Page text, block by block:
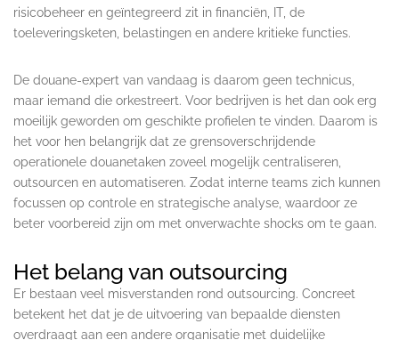
risicobeheer en geïntegreerd zit in financiën, IT, de
toeleveringsketen, belastingen en andere kritieke functies.
De douane-expert van vandaag is daarom geen technicus,
maar iemand die orkestreert. Voor bedrijven is het dan ook erg
moeilijk geworden om geschikte profielen te vinden. Daarom is
het voor hen belangrijk dat ze grensoverschrijdende
operationele douanetaken zoveel mogelijk centraliseren,
outsourcen en automatiseren. Zodat interne teams zich kunnen
focussen op controle en strategische analyse, waardoor ze
beter voorbereid zijn om met onverwachte shocks om te gaan.
Het belang van outsourcing
Er bestaan veel misverstanden rond outsourcing. Concreet
betekent het dat je de uitvoering van bepaalde diensten
overdraagt aan een andere organisatie met duidelijke